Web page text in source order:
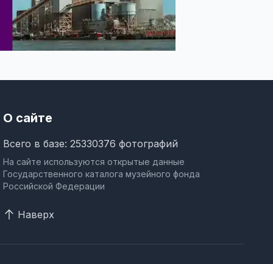
О сайте
Всего в базе: 25330376 фотографий
На сайте используются открытые данные
Государственного каталога музейного фонда
Российской Федерации
Наверх